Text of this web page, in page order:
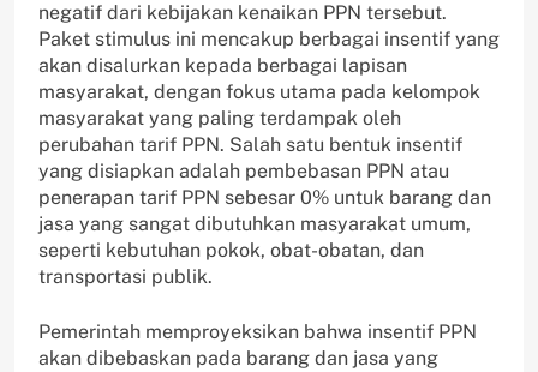
negatif dari kebijakan kenaikan PPN tersebut.
Paket stimulus ini mencakup berbagai insentif yang
akan disalurkan kepada berbagai lapisan
masyarakat, dengan fokus utama pada kelompok
masyarakat yang paling terdampak oleh
perubahan tarif PPN. Salah satu bentuk insentif
yang disiapkan adalah pembebasan PPN atau
penerapan tarif PPN sebesar 0% untuk barang dan
jasa yang sangat dibutuhkan masyarakat umum,
seperti kebutuhan pokok, obat-obatan, dan
transportasi publik.
Pemerintah memproyeksikan bahwa insentif PPN
akan dibebaskan pada barang dan jasa yang